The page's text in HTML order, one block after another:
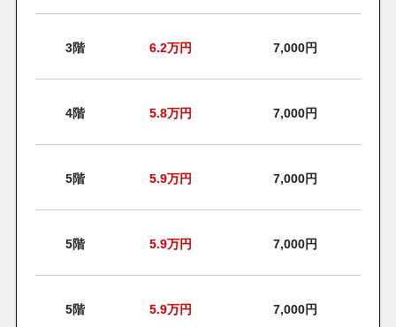
3階 6.2万円 7,000円
4階 5.8万円 7,000円
5階 5.9万円 7,000円
5階 5.9万円 7,000円
5階 5.9万円 7,000円